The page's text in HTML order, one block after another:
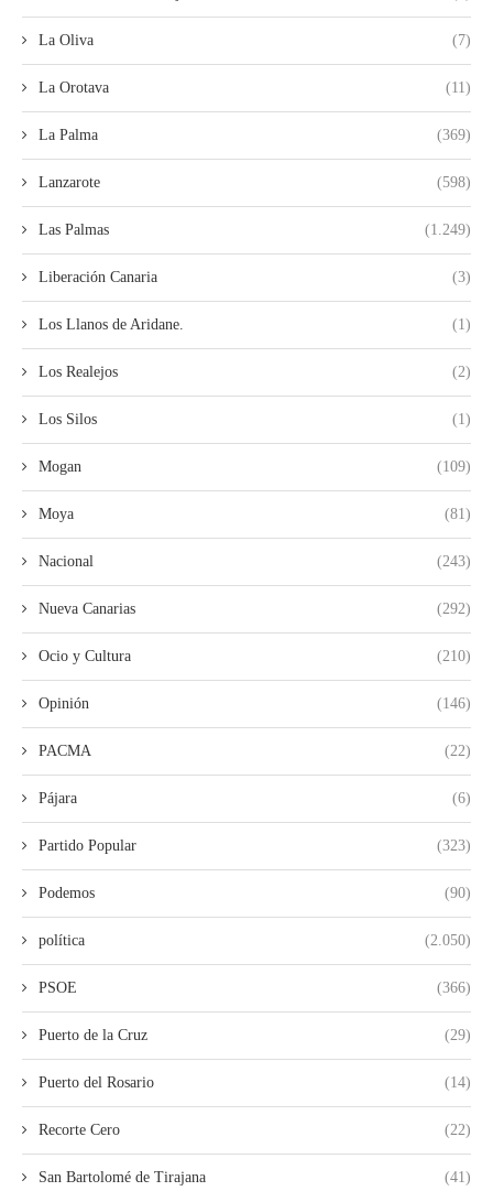
La Oliva (7)
La Orotava (11)
La Palma (369)
Lanzarote (598)
Las Palmas (1.249)
Liberación Canaria (3)
Los Llanos de Aridane. (1)
Los Realejos (2)
Los Silos (1)
Mogan (109)
Moya (81)
Nacional (243)
Nueva Canarias (292)
Ocio y Cultura (210)
Opinión (146)
PACMA (22)
Pájara (6)
Partido Popular (323)
Podemos (90)
política (2.050)
PSOE (366)
Puerto de la Cruz (29)
Puerto del Rosario (14)
Recorte Cero (22)
San Bartolomé de Tirajana (41)